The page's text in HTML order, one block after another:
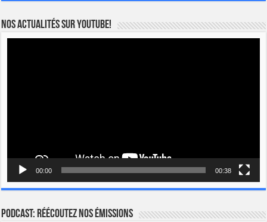
Nos actualités sur YOUTUBE!
00:00 00:38
Podcast: Réécoutez nos émissions